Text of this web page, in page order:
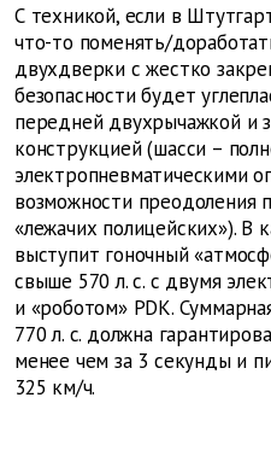
С техникой, если в
что-то поменять/
двухдверки с жестко
безопасности будет
передней двухрычажкой и
конструкцией (шасси –
электропневматическими
возможности преодоления
«лежачих полицейских»). В
выступит гоночный
свыше 570 л. с. с двумя
и «роботом» PDK.
770 л. с. должна
менее чем за 3 секунды и
325 км/ч.